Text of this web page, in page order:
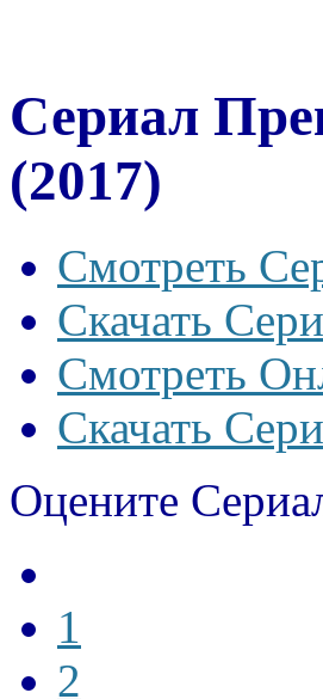
Сериал
(2017)
Смотреть
Скачать
Смотреть
Скачать
Оцените
1
2